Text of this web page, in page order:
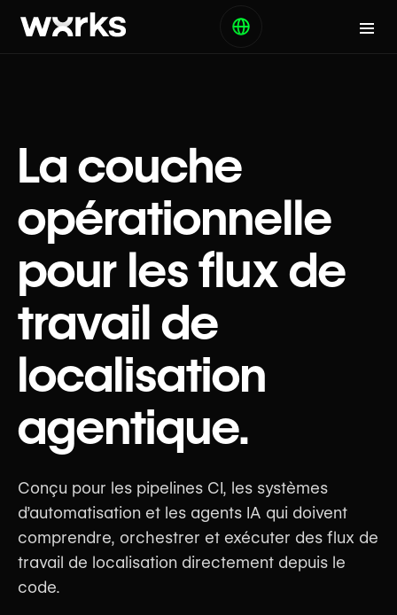
La couche
opérationnelle
pour les flux de
travail de
localisation
agentique.
Conçu pour les pipelines CI, les systèmes
d’automatisation et les agents IA qui doivent
comprendre, orchestrer et exécuter des flux de
travail de localisation directement depuis le
code.